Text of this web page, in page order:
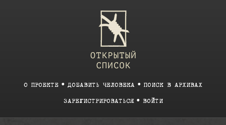
О ПРОЕКТЕ ДОБАВИТЬ ЧЕЛОВЕКА ПОИСК В АРХИВАХ
ЗАРЕГИСТРИРОВАТЬСЯ ВОЙТИ